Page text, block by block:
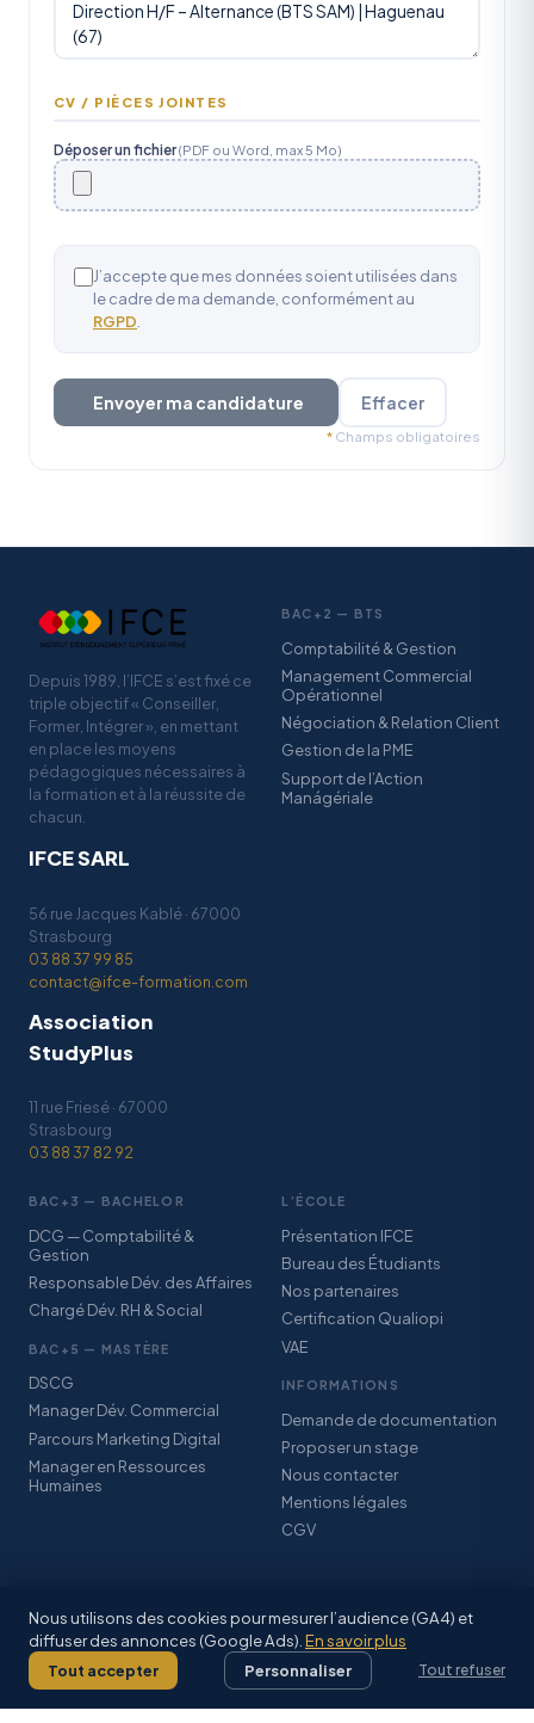
CV / PIÈCES JOINTES
Déposer un fichier(PDF ou Word, max 5 Mo)
J’accepte que mes données soient utilisées dans
le cadre de ma demande, conformément au
RGPD
Envoyer ma candidature Effacer
* Champs obligatoires
Depuis 1989, l’IFCE s’est fixé ce
triple objectif « Conseiller,
Former, Intégrer », en mettant
en place les moyens
pédagogiques nécessaires à
la formation et à la réussite de
chacun.
IFCE SARL
56 rue Jacques Kablé · 67000
Strasbourg
03 88 37 99 85
contact@ifce-formation.com
Association
StudyPlus
11 rue Friesé · 67000
Strasbourg
03 88 37 82 92
BAC+2 — BTS
Comptabilité & Gestion
Management Commercial
Opérationnel
Négociation & Relation Client
Gestion de la PME
Support de l’Action
Manágériale
BAC+3 — BACHELOR
DCG — Comptabilité &
Gestion
Responsable Dév. des Affaires
Chargé Dév. RH & Social
BAC+5 — MASTÈRE
DSCG
Manager Dév. Commercial
Parcours Marketing Digital
Manager en Ressources
Humaines
L’ÉCOLE
Présentation IFCE
Bureau des Étudiants
Nos partenaires
Certification Qualiopi
VAE
INFORMATIONS
Demande de documentation
Proposer un stage
Nous contacter
Mentions légales
CGV
© 2026 IFCE SARL · Association StudyPlus · Certification Qualiopi · CFA
Grand-Est Alsace
Mentions légales
Facebook·Inscriptions 2026–2027
Nous utilisons des cookies pour mesurer l’audience (GA4) et
diffuser des annonces (Google Ads). En savoir plus
Tout accepter Personnaliser Tout refuser